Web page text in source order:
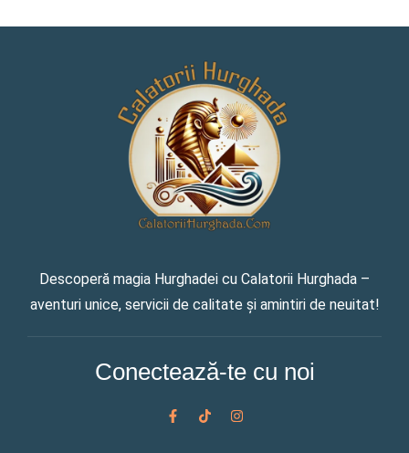
Descoperă magia Hurghadei cu Calatorii Hurghada –
aventuri unice, servicii de calitate și amintiri de neuitat!
Conectează-te cu noi
F
a
T
i
I
n